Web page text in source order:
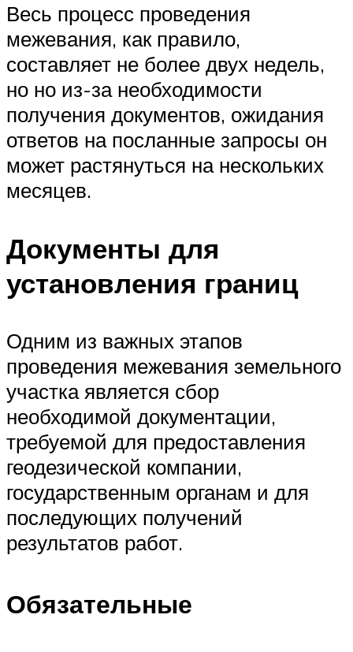
Весь процесс проведения
межевания, как правило,
составляет не более двух недель,
но но из-за необходимости
получения документов, ожидания
ответов на посланные запросы он
может растянуться на нескольких
месяцев.
Документы для
установления границ
Одним из важных этапов
проведения межевания земельного
участка является сбор
необходимой документации,
требуемой для предоставления
геодезической компании,
государственным органам и для
последующих получений
результатов работ.
Обязательные